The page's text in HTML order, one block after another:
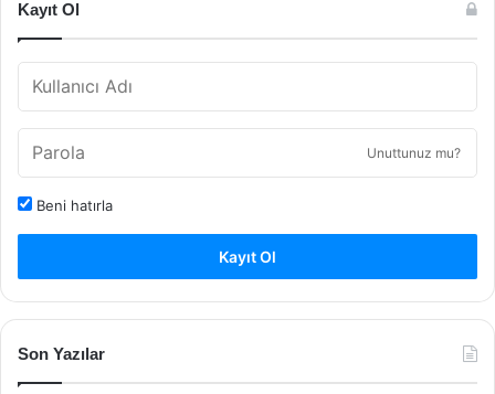
Kayıt Ol
Unuttunuz mu?
Beni hatırla
Kayıt Ol
Son Yazılar